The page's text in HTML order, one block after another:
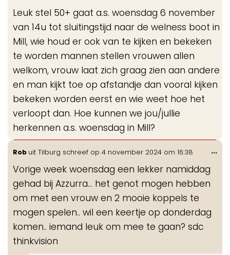
Leuk stel 50+ gaat a.s. woensdag 6 november
van 14u tot sluitingstijd naar de welness boot in
Mill, wie houd er ook van te kijken en bekeken
te worden mannen stellen vrouwen allen
welkom, vrouw laat zich graag zien aan andere
en man kijkt toe op afstandje dan vooral kijken
bekeken worden eerst en wie weet hoe het
verloopt dan. Hoe kunnen we jou/jullie
herkennen a.s. woensdag in Mill?
Rob uit Tilburg schreef op 4 november 2024 om 16:38
Vorige week woensdag een lekker namiddag
gehad bij Azzurra… het genot mogen hebben
om met een vrouw en 2 mooie koppels te
mogen spelen.. wil een keertje op donderdag
komen.. iemand leuk om mee te gaan? sdc
thinkvision
...